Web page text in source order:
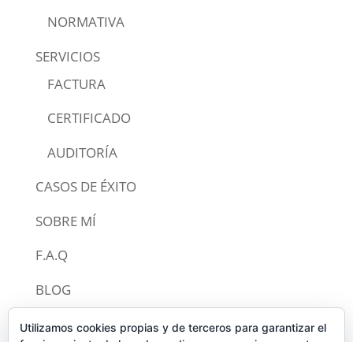
NORMATIVA
SERVICIOS
FACTURA
CERTIFICADO
AUDITORÍA
CASOS DE ÉXITO
SOBRE MÍ
F.A.Q
BLOG
CONTACTO
Utilizamos cookies propias y de terceros para garantizar el